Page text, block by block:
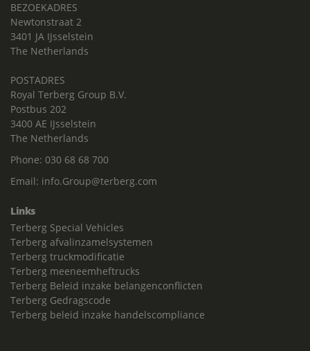
BEZOEKADRES
Newtonstraat 2
3401 JA IJsselstein
The Netherlands
POSTADRES
Royal Terberg Group B.V.
Postbus 202
3400 AE IJsselstein
The Netherlands
Phone: 030 68 68 700
Email: info.Group@terberg.com
Links
Terberg Special Vehicles
Terberg afvalinzamelsystemen
Terberg truckmodificatie
Terberg meeneemheftrucks
Terberg Beleid inzake belangenconflicten
Terberg Gedragscode
Terberg beleid inzake handelscompliance